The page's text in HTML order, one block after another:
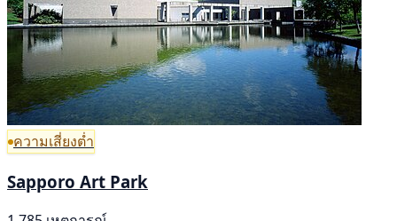
ความเสี่ยงต่ำ
Sapporo Art Park